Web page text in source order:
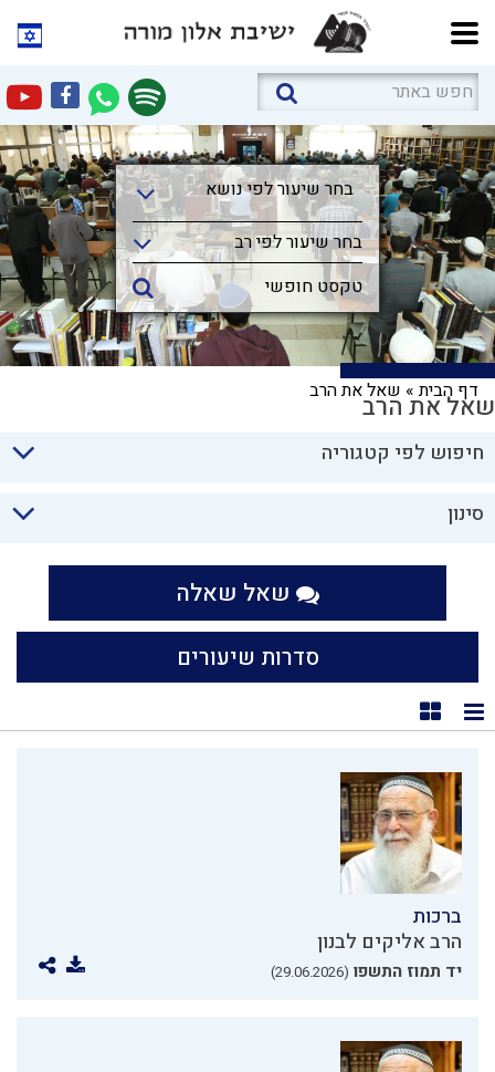
בחר שיעור לפי נושא
בחר שיעור לפי נושא
בחר שיעור לפי רב
דף הבית» שאל את הרבשאל את הרב
חיפוש לפי קטגוריה
סינון
שאל שאלה
סדרות שיעורים
תצוגת רשימה
תצוגת קוביות
ברכות
הרב אליקים לבנון
יד תמוז התשפו (29.06.2026)